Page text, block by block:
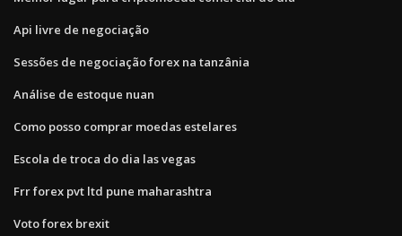
Api livre de negociação
Sessões de negociação forex na tanzânia
Análise de estoque nuan
Como posso comprar moedas estelares
Escola de troca do dia las vegas
Frr forex pvt ltd pune maharashtra
Voto forex brexit